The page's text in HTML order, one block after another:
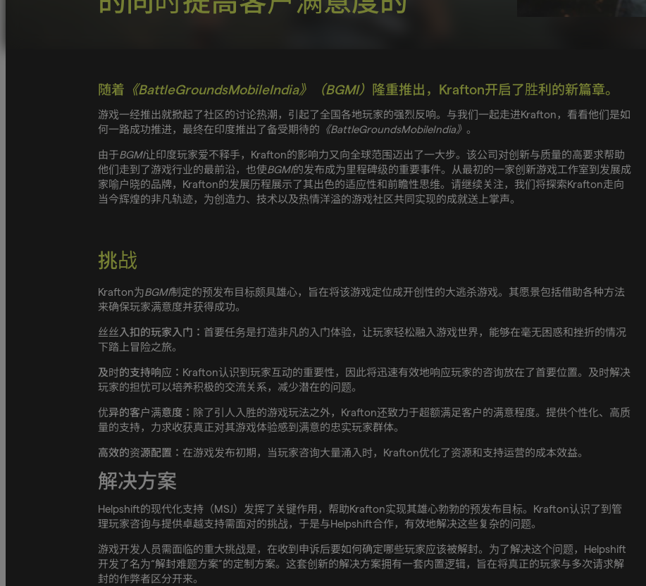
随着 《BattleGroundsMobileIndia》（BGMI） 隆重推出，Krafton开启了胜利的新篇章。
游戏一经推出就掀起了社区的讨论热潮，引起了全国各地玩家的强烈反响。与我们一起走进Krafton，看看他们是如
何一路成功推进，最终在印度推出了备受期待的 《BattleGroundsMobileIndia》 。
由于BGMI让印度玩家爱不释手，Krafton的影响力又向全球范围迈出了一大步。该公司对创新与质量的高要求帮助
他们走到了游戏行业的最前沿，也使BGMI的发布成为里程碑级的重要事件。从最初的一家创新游戏工作室到发展成
家喻户晓的品牌，Krafton的发展历程展示了其出色的适应性和前瞻性思维。请继续关注，我们将探索Krafton走向
当今辉煌的非凡轨迹，为创造力、技术以及热情洋溢的游戏社区共同实现的成就送上掌声。
挑战
Krafton为BGMI制定的预发布目标颇具雄心，旨在将该游戏定位成开创性的大逃杀游戏。其愿景包括借助各种方法
来确保玩家满意度并获得成功。
丝丝入扣的玩家入门： 首要任务是打造非凡的入门体验，让玩家轻松融入游戏世界，能够在毫无困惑和挫折的情况
下踏上冒险之旅。
及时的支持响应： Krafton认识到玩家互动的重要性，因此将迅速有效地响应玩家的咨询放在了首要位置。及时解决
玩家的担忧可以培养积极的交流关系，减少潜在的问题。
优异的客户满意度： 除了引人入胜的游戏玩法之外，Krafton还致力于超额满足客户的满意程度。提供个性化、高质
量的支持，力求收获真正对其游戏体验感到满意的忠实玩家群体。
高效的资源配置： 在游戏发布初期，当玩家咨询大量涌入时，Krafton优化了资源和支持运营的成本效益。
解决方案
Helpshift的现代化支持（MSJ）发挥了关键作用，帮助Krafton实现其雄心勃勃的预发布目标。Krafton认识了到管
理玩家咨询与提供卓越支持需面对的挑战，于是与Helpshift合作，有效地解决这些复杂的问题。
游戏开发人员需面临的重大挑战是，在收到申诉后要如何确定哪些玩家应该被解封。为了解决这个问题，Helpshift
开发了名为“解封难题方案”的定制方案。这套创新的解决方案拥有一套内置逻辑，旨在将真正的玩家与多次请求解
封的作弊者区分开来。